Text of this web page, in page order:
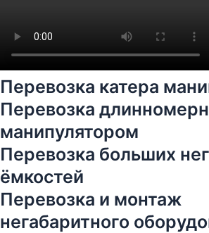
Перевозка катера
Перевозка
манипулятором
Перевозка больших
ёмкостей
Перевозка и монтаж
негабаритного